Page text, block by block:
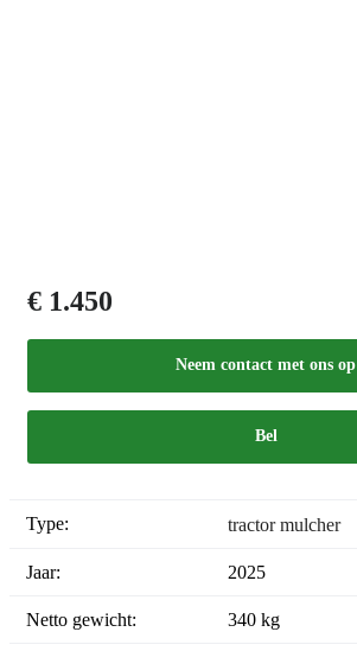
€ 1.450
Neem contact met ons op
Bel
Type: tractor mulcher
Jaar: 2025
Netto gewicht: 340 kg